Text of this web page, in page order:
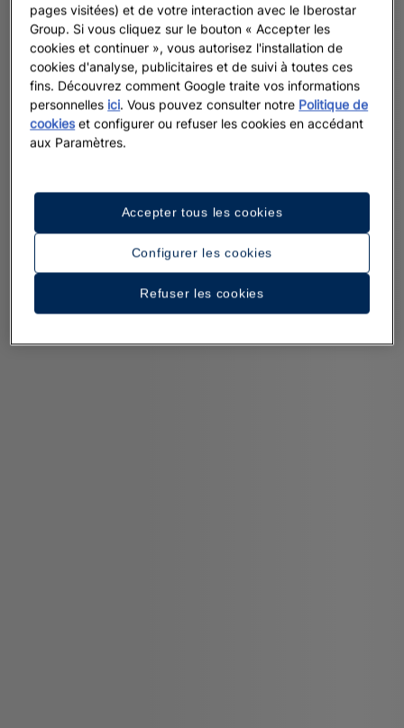
pages visitées) et de votre interaction avec le Iberostar
Group. Si vous cliquez sur le bouton « Accepter les
cookies et continuer », vous autorisez l'installation de
cookies d'analyse, publicitaires et de suivi à toutes ces
fins. Découvrez comment Google traite vos informations
personnelles ici. Vous pouvez consulter notre Politique de
cookies et configurer ou refuser les cookies en accédant
aux Paramètres.
Configurer les cookies
Refuser les cookies
Accepter tous les cookies